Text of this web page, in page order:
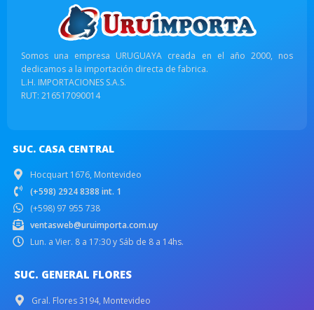
Somos una empresa URUGUAYA creada en el año 2000, nos
dedicamos a la importación directa de fabrica.
L.H. IMPORTACIONES S.A.S.
RUT: 216517090014
SUC. CASA CENTRAL
Hocquart 1676, Montevideo
(+598) 2924 8388 int. 1
(+598) 97 955 738
ventasweb@uruimporta.com.uy
Lun. a Vier. 8 a 17:30 y Sáb de 8 a 14hs.
SUC. GENERAL FLORES
Gral. Flores 3194, Montevideo